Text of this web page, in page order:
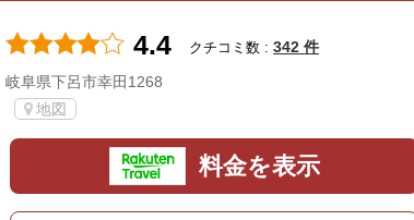
4.4 クチコミ数 : 342 件
岐阜県下呂市幸田1268
地図
料金を表示